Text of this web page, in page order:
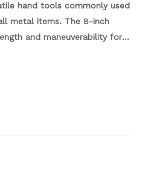
hand tools commonly used
metal items. The 8-inch
and maneuverability for